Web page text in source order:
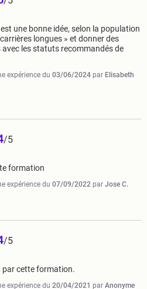
une bonne idée, selon la population
longues » et donner des
les statuts recommandés de
expérience du 03/06/2024 par Elisabeth
/5
formation
expérience du 07/09/2022 par Jose C.
/5
cette formation.
expérience du 20/04/2021 par Anonyme